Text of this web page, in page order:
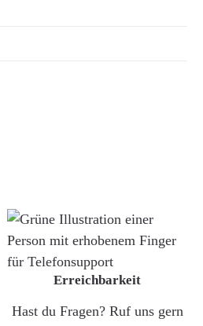
Erreichbarkeit
Hast du Fragen? Ruf uns gern